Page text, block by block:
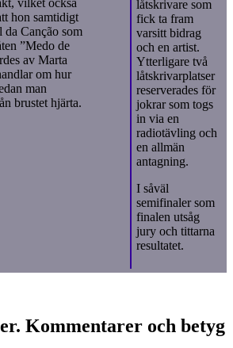
vilket också
hon samtidigt
da Canção som
”Medo de
av Marta
om hur
man
brustet hjärta.
låtskrivare som
fick ta fram
varsitt bidrag
och en artist.
Ytterligare två
låtskrivarplatser
reserverades för
jokrar som togs
in via en
radiotävling och
en allmän
antagning.
I såväl
semifinaler som
finalen utsåg
jury och tittarna
resultatet.
Kommentarer och betyg